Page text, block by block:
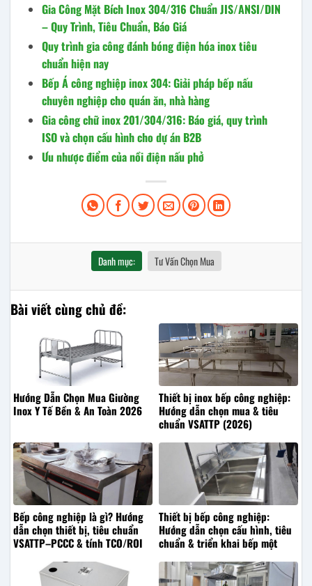
Gia Công Mặt Bích Inox 304/316 Chuẩn JIS/ANSI/DIN
– Quy Trình, Tiêu Chuẩn, Báo Giá
Quy trình gia công đánh bóng điện hóa inox tiêu
chuẩn hiện nay
Bếp Á công nghiệp inox 304: Giải pháp bếp nấu
chuyên nghiệp cho quán ăn, nhà hàng
Gia công chữ inox 201/304/316: Báo giá, quy trình
ISO và chọn cấu hình cho dự án B2B
Ưu nhược điểm của nồi điện nấu phở
Danh mục: Tư Vấn Chọn Mua
Bài viết cùng chủ đề:
Hướng Dẫn Chọn Mua Giường
Inox Y Tế Bền & An Toàn 2026
Thiết bị inox bếp công nghiệp:
Hướng dẫn chọn mua & tiêu
chuẩn VSATTP (2026)
Bếp công nghiệp là gì? Hướng
dẫn chọn thiết bị, tiêu chuẩn
VSATTP–PCCC & tính TCO/ROI
Thiết bị bếp công nghiệp:
Hướng dẫn chọn cấu hình, tiêu
chuẩn & triển khai bếp một